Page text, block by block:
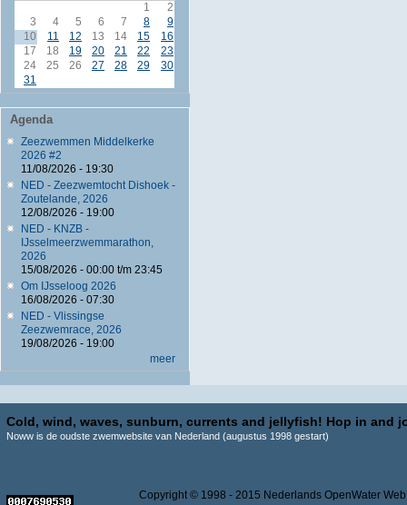
1
2
3
4 5 6 7 8
9
10
11 12 13 14 15
16
17
18 19 20 21 22
23
24
25 26 27 28 29
30
31
Agenda
Zeezwemmen Middelkerke
2026 #2
11/08/2026 - 19:30
NED - Zeezwemtocht Dishoek -
Zoutelande, 2026
12/08/2026 - 19:00
NED - KNZB -
IJsselmeerzwemmarathon,
2026
15/08/2026 - 00:00t/m 23:45
Om IJsseloog 2026
16/08/2026 - 07:30
NED - Vlissingse
Zeezwemrace, 2026
19/08/2026 - 19:00
meer
Cold, wind, waves, sunburn, currents and jellyfish! Hop in and
Noww is de oudste zwemwebsite van Nederland (augustus 1998 gestart)
Copyright © 1998 - 2015 Nederlands OpenWater